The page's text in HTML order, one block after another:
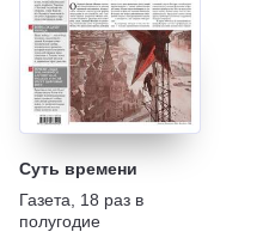
Суть времени
Газета
18 раз в
полугодие